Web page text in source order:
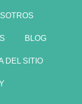
BLOG
DEL SITIO